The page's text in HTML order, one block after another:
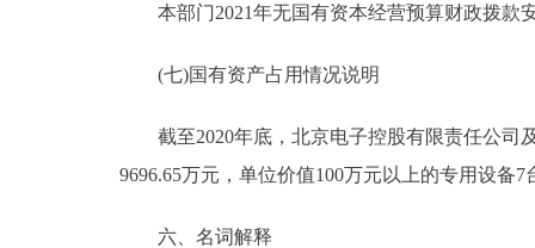
本部门2021年无国有资本经营预算财政拨款
(七)国有资产占用情况说明
截至2020年底，北京电子控股有限责任公司及
9696.65万元，单位价值100万元以上的专用设备7
六、名词解释